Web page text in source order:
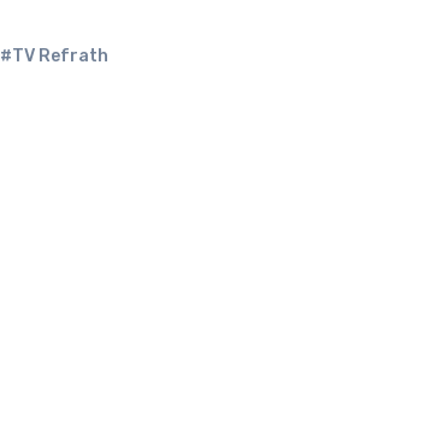
#TV Refrath